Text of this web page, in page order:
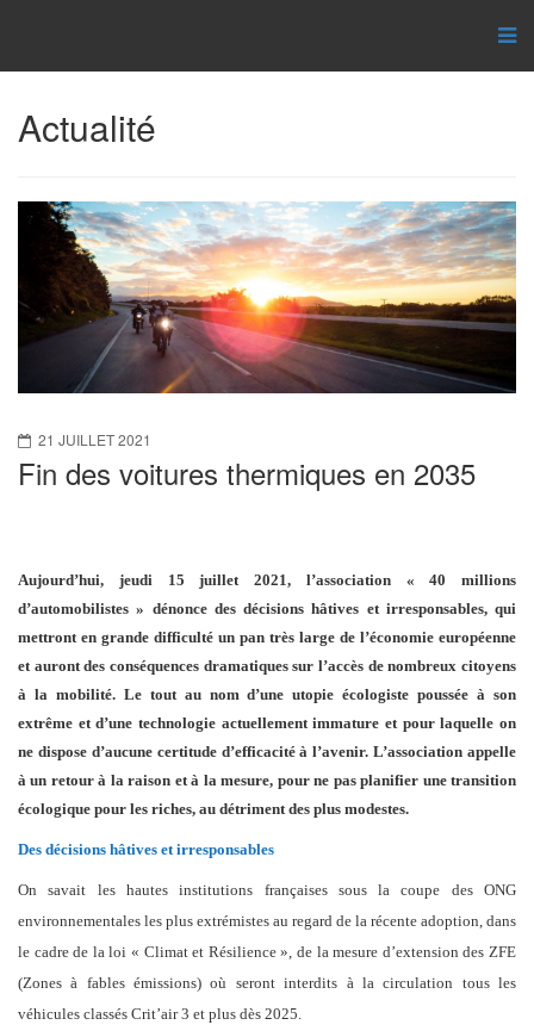
Actualité
21 JUILLET 2021
Fin des voitures thermiques en 2035
Aujourd’hui, jeudi 15 juillet 2021, l’association « 40 millions
d’automobilistes » dénonce des décisions hâtives et irresponsables, qui
mettront en grande difficulté un pan très large de l’économie européenne
et auront des conséquences dramatiques sur l’accès de nombreux citoyens
à la mobilité. Le tout au nom d’une utopie écologiste poussée à son
extrême et d’une technologie actuellement immature et pour laquelle on
ne dispose d’aucune certitude d’efficacité à l’avenir. L’association appelle
à un retour à la raison et à la mesure, pour ne pas planifier une transition
écologique pour les riches, au détriment des plus modestes.
Des décisions hâtives et irresponsables
On savait les hautes institutions françaises sous la coupe des ONG
environnementales les plus extrémistes au regard de la récente adoption, dans
le cadre de la loi « Climat et Résilience », de la mesure d’extension des ZFE
(Zones à fables émissions) où seront interdits à la circulation tous les
véhicules classés Crit’air 3 et plus dès 2025.